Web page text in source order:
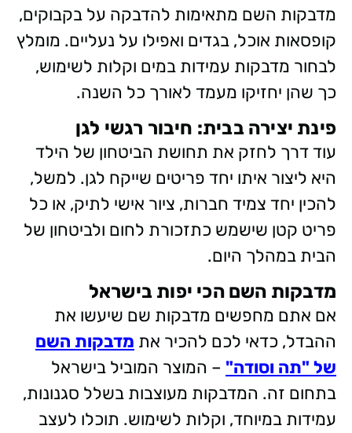
מדבקות השם מתאימות להדבקה על בקבוקים,
קופסאות אוכל, בגדים ואפילו על נעליים. מומלץ
לבחור מדבקות עמידות במים וקלות לשימוש,
כך שהן יחזיקו מעמד לאורך כל השנה.
פינת יצירה בבית: חיבור רגשי לגן
עוד דרך לחזק את תחושת הביטחון של הילד
היא ליצור איתו יחד פריטים שייקח לגן. למשל,
להכין יחד צמיד חברות, ציור אישי לתיק, או כל
פריט קטן שישמש כתזכורת לחום ולביטחון של
הבית במהלך היום.
מדבקות השם הכי יפות בישראל
אם אתם מחפשים מדבקות שם שיעשו את
ההבדל, כדאי לכם להכיר את מדבקות השם
של "תה וסודה" – המוצר המוביל בישראל
בתחום זה. המדבקות מעוצבות בשלל סגנונות,
עמידות במיוחד, וקלות לשימוש. תוכלו לעצב